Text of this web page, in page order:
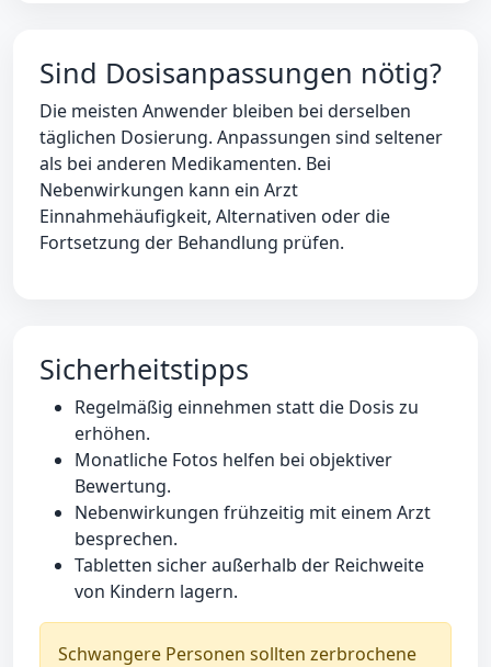
Sind Dosisanpassungen nötig?
Die meisten Anwender bleiben bei derselben
täglichen Dosierung. Anpassungen sind seltener
als bei anderen Medikamenten. Bei
Nebenwirkungen kann ein Arzt
Einnahmehäufigkeit, Alternativen oder die
Fortsetzung der Behandlung prüfen.
Sicherheitstipps
Regelmäßig einnehmen statt die Dosis zu
erhöhen.
Monatliche Fotos helfen bei objektiver
Bewertung.
Nebenwirkungen frühzeitig mit einem Arzt
besprechen.
Tabletten sicher außerhalb der Reichweite
von Kindern lagern.
Schwangere Personen sollten zerbrochene